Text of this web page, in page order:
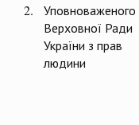
2.
Уповноваженого
Верховної Ради
України з прав
людини